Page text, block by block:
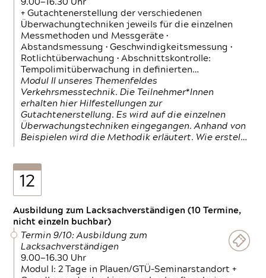
9.00—16.30 Uhr
+ Gutachtenerstellung der verschiedenen
Überwachungtechniken jeweils für die einzelnen
Messmethoden und Messgeräte •
Abstandsmessung • Geschwindigkeitsmessung •
Rotlichtüberwachung • Abschnittskontrolle:
Tempolimitüberwachung in definierten…
Modul II unseres Themenfeldes
Verkehrsmesstechnik. Die Teilnehmer*Innen
erhalten hier Hilfestellungen zur
Gutachtenerstellung. Es wird auf die einzelnen
Überwachungstechniken eingegangen. Anhand von
Beispielen wird die Methodik erläutert. Wie erstel…
12
Ausbildung zum Lacksachverständigen (10 Termine,
nicht einzeln buchbar)
Termin 9/10: Ausbildung zum
Lacksachverständigen
9.00—16.30 Uhr
Modul I: 2 Tage in Plauen/GTÜ-Seminarstandort +